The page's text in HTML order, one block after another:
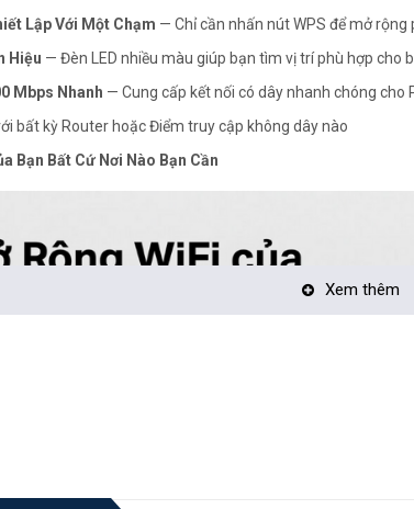
Lập Với Một Chạm — Chỉ cần nhấn nút WPS để mở
Hiệu — Đèn LED nhiều màu giúp bạn tìm vị trí phù hợp cho
Mbps Nhanh — Cung cấp kết nối có dây nhanh chóng cho
bất kỳ Router hoặc Điểm truy cập không dây nào
Bạn Bất Cứ Nơi Nào Bạn Cần
Xem thêm